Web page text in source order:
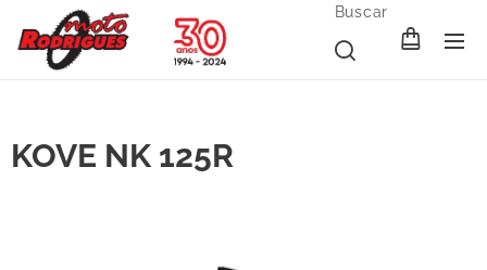
Buscar
KOVE NK 125R